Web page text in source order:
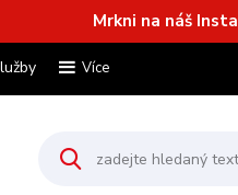
Mrkni na náš
Více